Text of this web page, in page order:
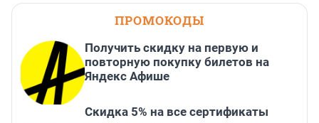
ПРОМОКОДЫ
Получить скидку на первую и
повторную покупку билетов на
Яндекс Афише
Скидка 5% на все сертификаты